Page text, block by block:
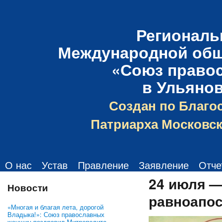
Международной
«Союз
в
Создан по
Патриарха
О нас Устав Правление Заявление
Новости
«Многая и благая лета, дорогой
Владыка!»: Союз православных
24 июля